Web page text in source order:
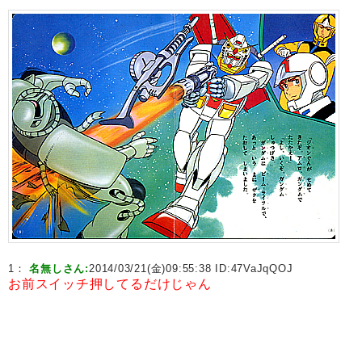
1：名無しさん:2014/03/21(金)09:55:38 ID:47VaJqQOJ
お前スイッチ押してるだけじゃん